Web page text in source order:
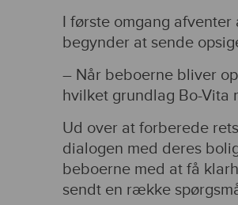
I første omgang
begynder at sende
– Når beboerne bliver
hvilket grundlag Bo-Vita
Ud over at forberede
dialogen med deres
beboerne med at få
sendt en række